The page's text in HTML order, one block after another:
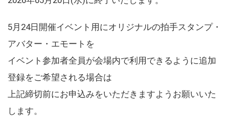
5月24日開催イベント用にオリジナルの拍手スタンプ・
アバター・エモートを
イベント参加者全員が会場内で利用できるように追加
登録をご希望される場合は
上記締切前にお申込みをいただきますようお願いいた
します。